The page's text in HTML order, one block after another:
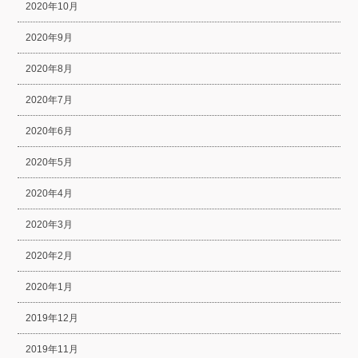
2020年10月
2020年9月
2020年8月
2020年7月
2020年6月
2020年5月
2020年4月
2020年3月
2020年2月
2020年1月
2019年12月
2019年11月